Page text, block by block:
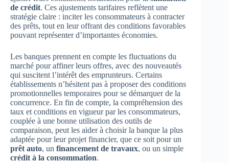
de crédit. Ces ajustements tarifaires reflètent une
stratégie claire : inciter les consommateurs à contracter
des prêts, tout en leur offrant des conditions favorables
pouvant représenter d’importantes économies.
Les banques prennent en compte les fluctuations du
marché pour affiner leurs offres, avec des nouveautés
qui suscitent l’intérêt des emprunteurs. Certains
établissements n’hésitent pas à proposer des conditions
promotionnelles temporaires pour se démarquer de la
concurrence. En fin de compte, la compréhension des
taux et conditions en vigueur par les consommateurs,
couplée à une bonne utilisation des outils de
comparaison, peut les aider à choisir la banque la plus
adaptée pour leur projet financier, que ce soit pour un
prêt auto, un financement de travaux, ou un simple
crédit à la consommation.